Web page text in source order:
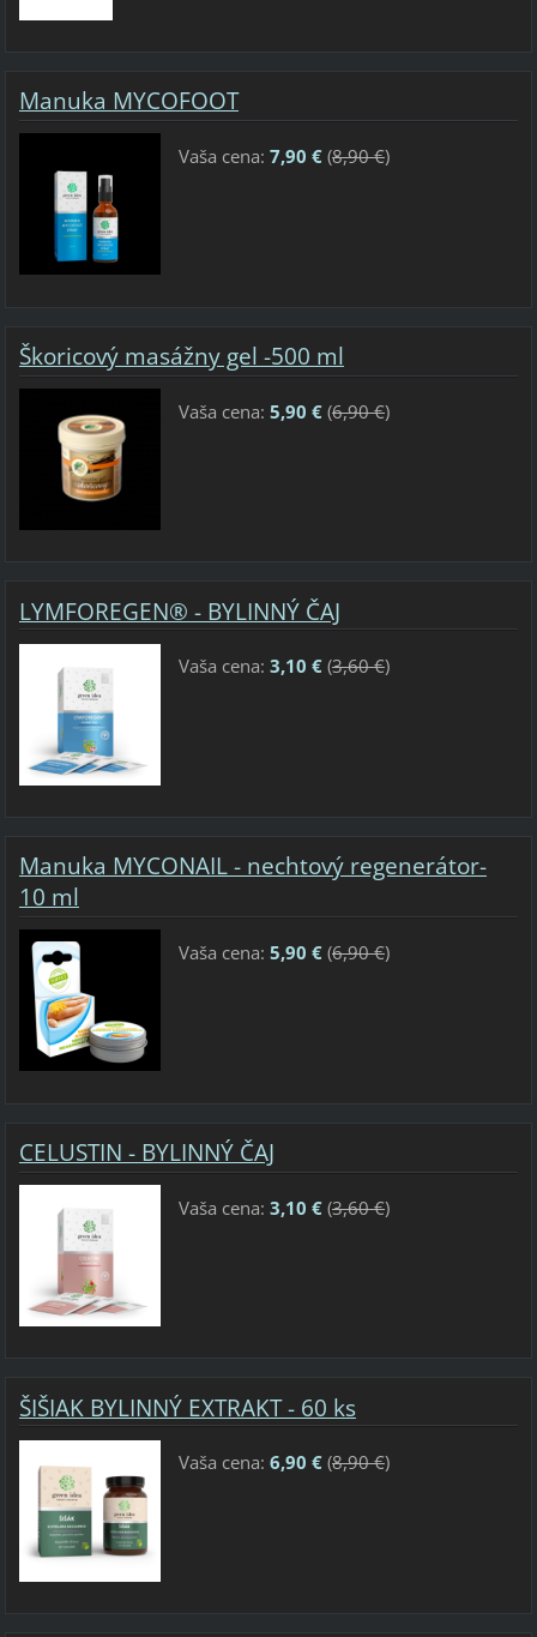
Manuka MYCOFOOT
Vaša cena: 7,90 €(8,90 €)
Škoricový masážny gel -500 ml
Vaša cena: 5,90 €(6,90 €)
LYMFOREGEN® - BYLINNÝ ČAJ
Vaša cena: 3,10 €(3,60 €)
Manuka MYCONAIL - nechtový regenerátor-
10 ml
Vaša cena: 5,90 €(6,90 €)
CELUSTIN - BYLINNÝ ČAJ
Vaša cena: 3,10 €(3,60 €)
ŠIŠIAK BYLINNÝ EXTRAKT - 60 ks
Vaša cena: 6,90 €(8,90 €)